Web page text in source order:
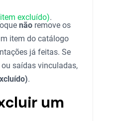
excluído).
não remove os
item do catálogo
já feitas. Se
saídas vinculadas,
.
um